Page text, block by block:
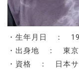
・生年月日 ：
・出身地 ： 東
・資格 ： 日本サ